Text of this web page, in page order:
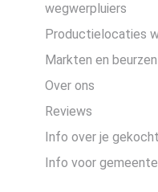
wegwerpluiers
Productielocaties
Markten en beurzen
Over ons
Reviews
Info over je
Info voor